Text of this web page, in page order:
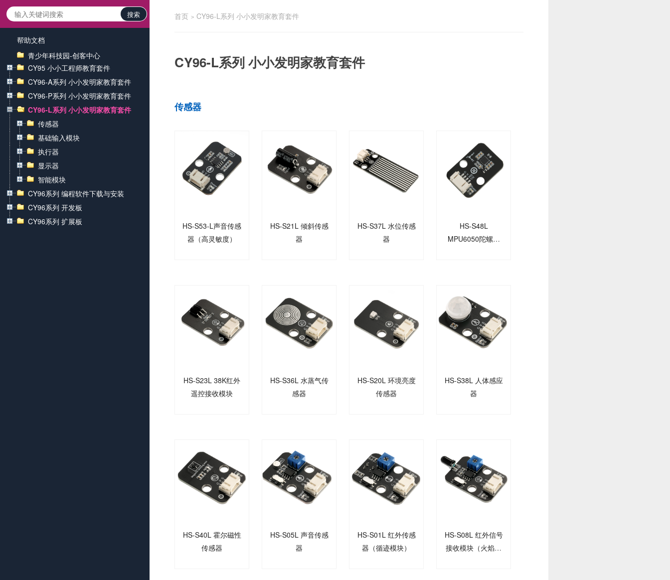
搜索
帮助文档
青少年科技园-创客中心
CY95 小小工程师教育套件
CY96-A系列 小小发明家教育套件
CY96-P系列 小小发明家教育套件
CY96-L系列 小小发明家教育套件
传感器
基础输入模块
执行器
显示器
智能模块
CY96系列 编程软件下载与安装
CY96系列 开发板
CY96系列 扩展板
首页 > CY96-L系列 小小发明家教育套件
CY96-L系列 小小发明家教育套件
传感器
HS-S53-L声音传感
器（高灵敏度）
HS-S21L 倾斜传感
器
HS-S37L 水位传感
器
HS-S48L
MPU6050陀螺仪
HS-S23L 38K红外
遥控接收模块
HS-S36L 水蒸气传
感器
HS-S20L 环境亮度
传感器
HS-S38L 人体感应
器
HS-S40L 霍尔磁性
传感器
HS-S05L 声音传感
器
HS-S01L 红外传感
器（循迹模块）
HS-S08L 红外信号
接收模块（火焰传